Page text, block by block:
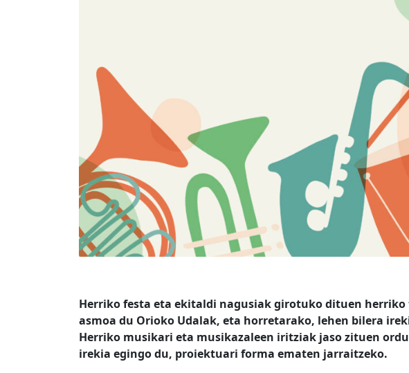
Herriko festa eta ekitaldi nagusiak girotuko dituen
asmoa du Orioko Udalak, eta horretarako, lehen bilera
Herriko musikari eta musikazaleen iritziak jaso zituen
irekia egingo du, proiektuari forma ematen jarraitzeko.